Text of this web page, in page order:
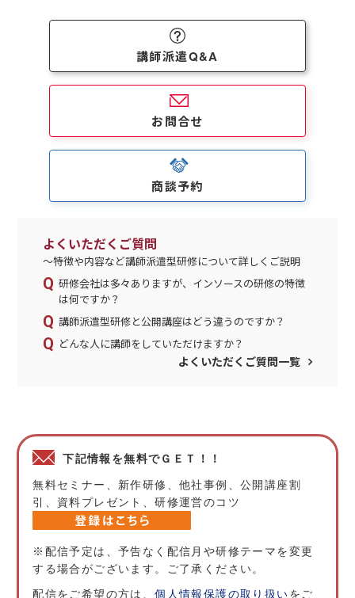
講師派遣Q&A
お問合せ
商談予約
よくいただくご質問
～特徴や内容など講師派遣型研修について詳しくご説明
研修会社は多々ありますが、インソースの研修の特徴
は何ですか？
講師派遣型研修と公開講座はどう違うのですか？
どんな人に講師をしていただけますか？
よくいただくご質問一覧
下記情報を無料でＧＥＴ！！
無料セミナー、新作研修、他社事例、公開講座割
引、資料プレゼント、研修運営のコツ
※配信予定は、予告なく配信月や研修テーマを変更
する場合がございます。ご了承ください。
配信をご希望の方は、個人情報保護の取り扱いをご